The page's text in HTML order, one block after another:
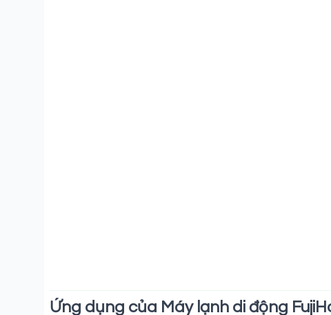
Ứng dụng của Máy lạnh di động